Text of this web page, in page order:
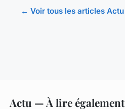
← Voir tous les articles Actu
Actu — À lire également